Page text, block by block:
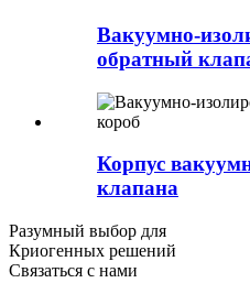
Вакуумно-
обратный
Корпус
клапана
Разумный выбор для
Криогенных решений
Связаться с нами